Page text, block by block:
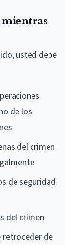
mientras
usted debe
de los
del crimen
de seguridad
del crimen
retroceder de